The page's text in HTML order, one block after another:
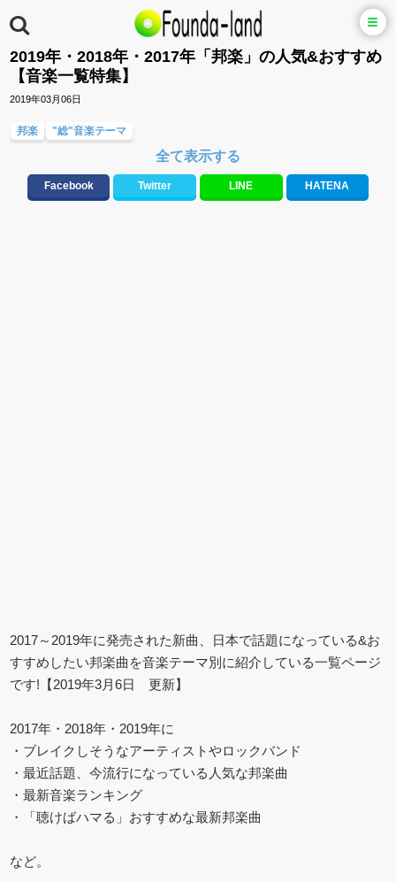
2019年・2018年・2017年「邦楽」の人気&おすすめ
【音楽一覧特集】
2019年03月06日
邦楽 "総"音楽テーマ
全て表示する
Facebook Twitter LINE HATENA
2017～2019年に発売された新曲、日本で話題になっている&お
すすめしたい邦楽曲を音楽テーマ別に紹介している一覧ページ
です!【2019年3月6日 更新】
2017年・2018年・2019年に
・ブレイクしそうなアーティストやロックバンド
・最近話題、今流行になっている人気な邦楽曲
・最新音楽ランキング
・「聴けばハマる」おすすめな最新邦楽曲
など。